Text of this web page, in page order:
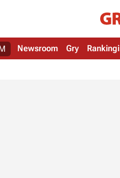
Newsroom Gry Rankingi